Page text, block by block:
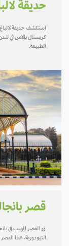
حديقة
استكشف حديقة لالباغ
كريستال بالاس في لندن.
الطبيعة.
قصر
زر القصر المهيب في
التيودورية، هذا القصر